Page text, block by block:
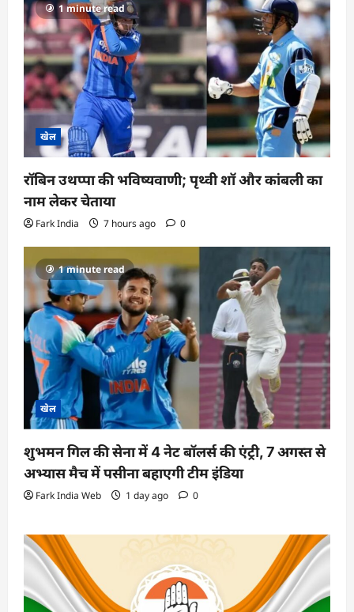
1 minute read
खेल
रॉबिन उथप्पा की भविष्यवाणी; पृथ्वी शॉ और कांबली का
नाम लेकर चेताया
Fark India 7 hours ago 0
1 minute read
खेल
शुभमन गिल की सेना में 4 नेट बॉलर्स की एंट्री, 7 अगस्त से
अभ्यास मैच में पसीना बहाएगी टीम इंडिया
Fark India Web 1 day ago 0